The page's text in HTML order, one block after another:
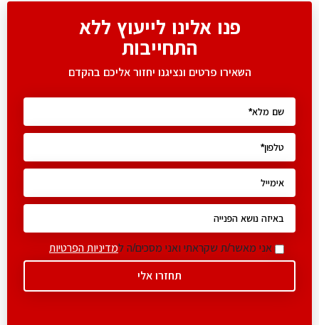
פנו אלינו לייעוץ ללא
התחייבות
השאירו פרטים ונציגנו יחזור אליכם בהקדם
אני מאשר/ת שקראתי ואני מסכים/ה למדיניות הפרטיות